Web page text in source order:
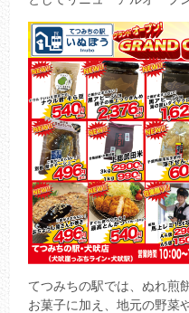
てつみちの駅では、ぬれ煎
お菓子に加え、地元の野菜